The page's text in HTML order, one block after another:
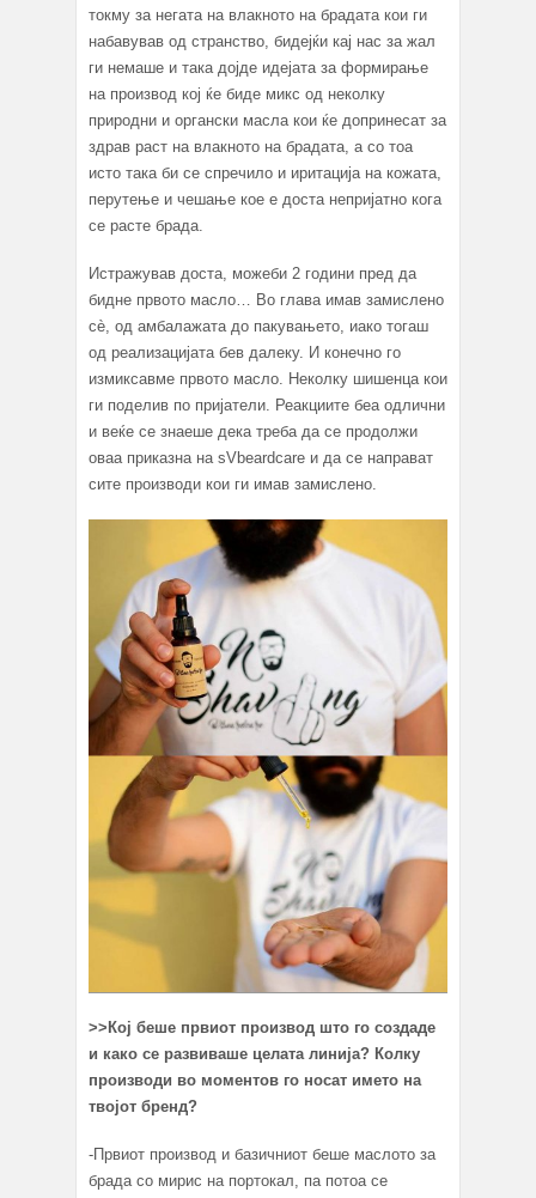
токму за негата на влакното на брадата кои ги
набавував од странство, бидејќи кај нас за жал
ги немаше и така дојде идејата за формирање
на производ кој ќе биде микс од неколку
природни и органски масла кои ќе допринесат за
здрав раст на влакното на брадата, а со тоа
исто така би се спречило и иритација на кожата,
перутење и чешање кое е доста непријатно кога
се расте брада.
Истражував доста, можеби 2 години пред да
бидне првото масло… Во глава имав замислено
сè, од амбалажата до пакувањето, иако тогаш
од реализацијата бев далеку. И конечно го
измиксавме првото масло. Неколку шишенца кои
ги поделив по пријатели. Реакциите беа одлични
и веќе се знаеше дека треба да се продолжи
оваа приказна на sVbeardcare и да се направат
сите производи кои ги имав замислено.
>> Кој беше првиот производ што го создаде
и како се развиваше целата линија? Колку
производи во моментов го носат името на
твојот бренд?
-Првиот производ и базичниот беше маслото за
брада со мирис на портокал, па потоа се